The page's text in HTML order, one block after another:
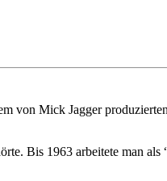
von Mick Jagger produzierten
Bis 1963 arbeitete man